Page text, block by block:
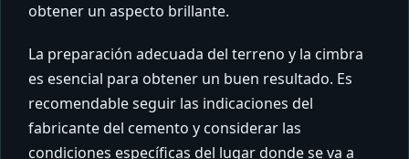
obtener un aspecto brillante.
La preparación adecuada del terreno y la cimbra
es esencial para obtener un buen resultado. Es
recomendable seguir las indicaciones del
fabricante del cemento y considerar las
condiciones específicas del lugar donde se va a